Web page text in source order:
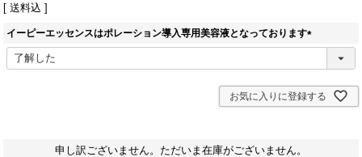
送料込
イーピーエッセンスはポレーション導入専用美容液となっております
(
)
お気に入りに登録する
申し訳ございません。ただいま在庫がございません。